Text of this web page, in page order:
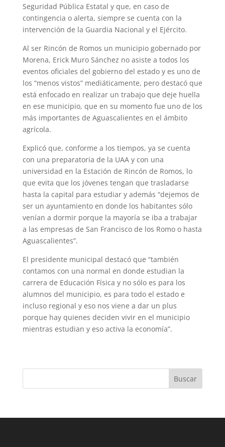
Seguridad Pública Estatal y que, en caso de
contingencia o alerta, siempre se cuenta con la
intervención de la Guardia Nacional y el Ejército.
Al ser Rincón de Romos un municipio gobernado por
Morena, Erick Muro Sánchez no asiste a todos los
eventos oficiales del gobierno del estado y es uno de
los “menos vistos” mediáticamente, pero destacó que
está enfocado en realizar un trabajo que deje huella
en ese municipio, que en su momento fue uno de los
más importantes de Aguascalientes en el ámbito
agrícola.
Explicó que, conforme a los tiempos, ya se cuenta
con una preparatoria de la UAA y con una
universidad en la Estación de Rincón de Romos, lo
que evita que los jóvenes tengan que trasladarse
hasta la capital para estudiar y además “dejemos de
ser un ayuntamiento en donde los habitantes sólo
venían a dormir porque la mayoría se iba a trabajar
a las empresas de San Francisco de los Romo o hasta
Aguascalientes”.
El presidente municipal destacó que “también
contamos con una normal en donde estudian la
carrera de Educación Física y no sólo es para los
alumnos del municipio, es para todo el estado e
incluso regional y eso nos viene a dar un plus
porque hay quienes deciden vivir en el municipio
mientras estudian y eso activa la economía”.
Buscar